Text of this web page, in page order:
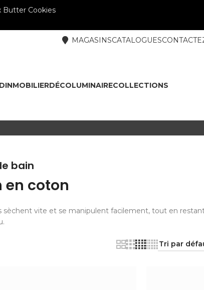
Butter Cookies
MAGASINSCATALOGUES
MOBILIERDÉCOLUMINAIRECOLLECTIONS
bain
en coton
sèchent vite et se manipulent facilement, tout en